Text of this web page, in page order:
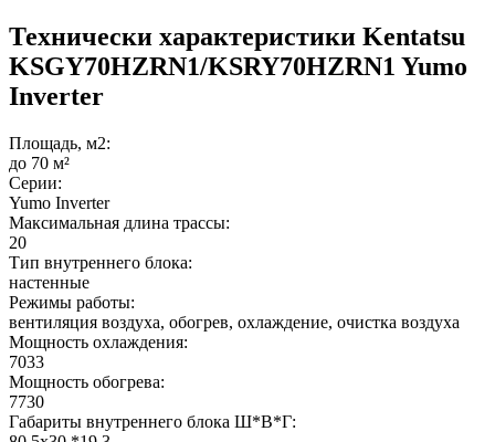
Технически характеристики Kentatsu
KSGY70HZRN1/KSRY70HZRN1 Yumo
Inverter
Площадь, м2:
до 70 м²
Серии:
Yumo Inverter
Максимальная длина трассы:
20
Тип внутреннего блока:
настенные
Режимы работы:
вентиляция воздуха, обогрев, охлаждение, очистка воздуха
Мощность охлаждения:
7033
Мощность обогрева:
7730
Габариты внутреннего блока Ш*В*Г: